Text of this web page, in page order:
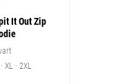
It Out Zip
XL · 2XL